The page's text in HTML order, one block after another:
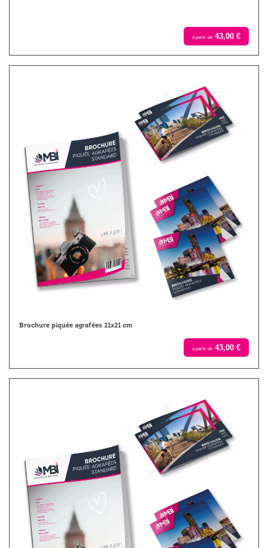
à partir de 43,00 €
Brochure piquée agrafées 21x21 cm
à partir de 43,00 €